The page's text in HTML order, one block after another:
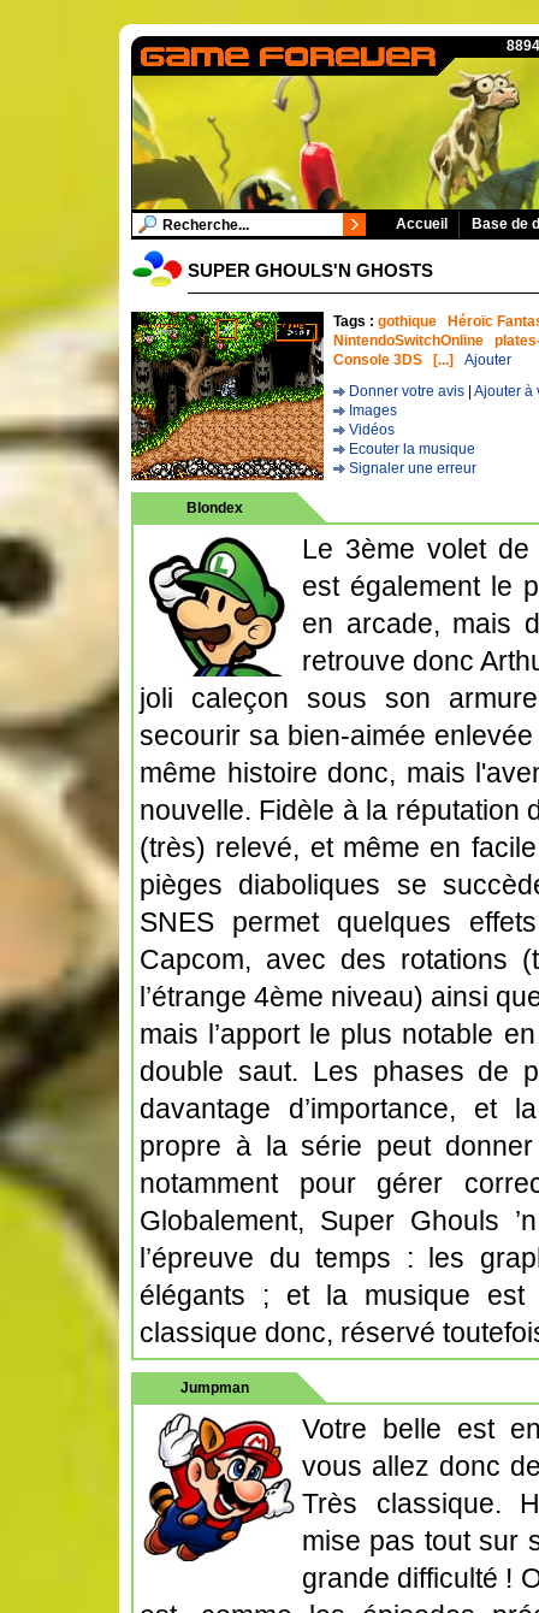
Accueil Base de
SUPER GHOULS'N GHOSTS
Tags : gothique
Héroïc
NintendoSwitchOnline
Console 3DS
[...]
Ajouter
Donner votre avis Ajouter à
Images
Vidéos
Ecouter la musique
Signaler une erreur
Blondex
Le 3ème volet de
est également le
en arcade, mais
retrouve donc
joli caleçon sous son
secourir sa bien-aimée
même histoire donc, mais
nouvelle. Fidèle à la réputation
(très) relevé, et même en
pièges diaboliques se
SNES permet quelques
Capcom, avec des rotations
l’étrange 4ème niveau) ainsi
mais l’apport le plus notable
double saut. Les phases de
davantage d’importance, et
propre à la série peut
notamment pour gérer
Globalement, Super Ghouls
l’épreuve du temps : les
élégants ; et la musique est
classique donc, réservé
Jumpman
Votre belle est
vous allez donc
Très classique.
mise pas tout sur
grande difficulté !